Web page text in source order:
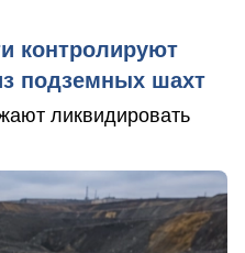
контролируют
подземных шахт
ликвидировать